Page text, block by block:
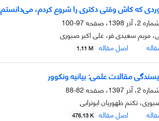
که کاش وقتی دکتری را شروع کردم، می‌دانستم
97-100
مریم سعیدی فر، علی اکبر صبوری
اصل مقاله 1.11 M
مقالات علمی: بیانیه ونکوور
82-88
تکتم ظهوریان ابوترابی
اصل مقاله 476.13 K